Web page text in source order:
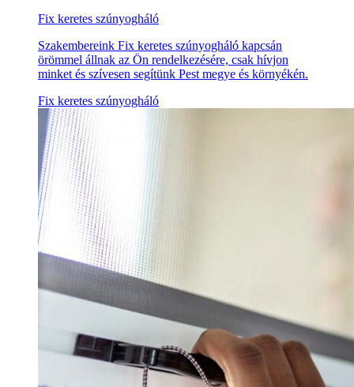
Fix keretes szúnyogháló
Szakembereink Fix keretes szúnyogháló kapcsán
örömmel állnak az Ön rendelkezésére, csak hívjon
minket és szívesen segítünk Pest megye és környékén.
Fix keretes szúnyogháló